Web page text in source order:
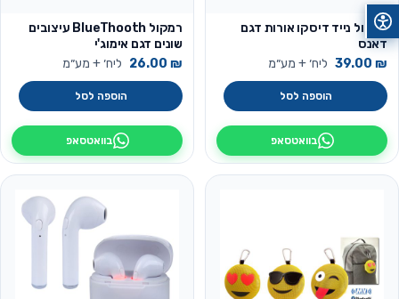
רמקול נייד דיסקו אורות דגם
דאנס
39.00 ₪ ליח׳ + מע״מ
הוספה לסל
בוואטסאפ
רמקול BlueThooth עיצובים
שונים דגם אימוג'י
26.00 ₪ ליח׳ + מע״מ
הוספה לסל
בוואטסאפ